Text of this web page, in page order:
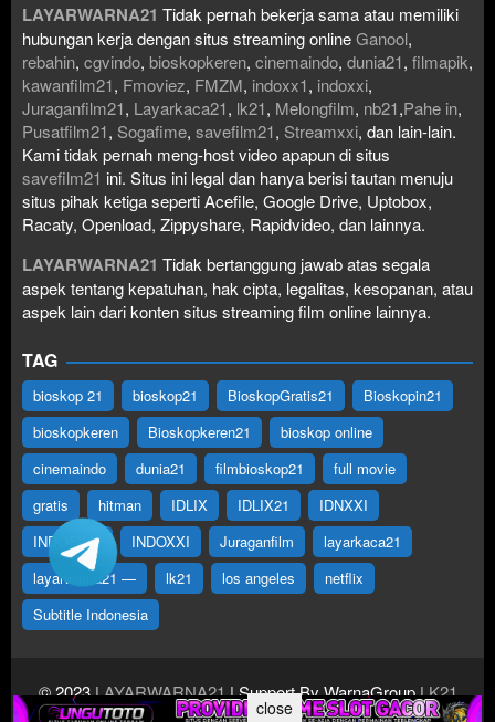
LAYARWARNA21 Tidak pernah bekerja sama atau memiliki
hubungan kerja dengan situs streaming onlineGanool,
rebahin, cgvindo, bioskopkeren, cinemaindo, dunia21, filmapik,
kawanfilm21, Fmoviez, FMZM, indoxx1, indoxxi,
Juraganfilm21, Layarkaca21, lk21, Melongfilm, nb21,Pahe in,
Pusatfilm21, Sogafime, savefilm21, Streamxxi, dan lain-lain.
Kami tidak pernah meng-host video apapun di situs
savefilm21 ini. Situs ini legal dan hanya berisi tautan menuju
situs pihak ketiga seperti Acefile, Google Drive, Uptobox,
Racaty, Openload, Zippyshare, Rapidvideo, dan lainnya.
LAYARWARNA21 Tidak bertanggung jawab atas segala
aspek tentang kepatuhan, hak cipta, legalitas, kesopanan, atau
aspek lain dari konten situs streaming film online lainnya.
TAG
bioskop 21 bioskop21 BioskopGratis21
Bioskopin21
bioskopkeren
Bioskopkeren21
bioskop online
cinemaindo
dunia21 filmbioskop21
full movie
gratis
hitman IDLIX IDLIX21
IDNXXI
INDOFILM
INDOXXI Juraganfilm
layarkaca21
layarwarna21 —
lk21 los angeles
netflix
Subtitle Indonesia
© 2023LAYARWARNA21| Support By WarnaGroupLK21
close